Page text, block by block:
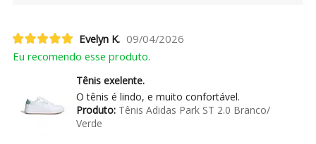
Evelyn K. 09/04/2026
Eu recomendo esse produto.
Tênis exelente.
O tênis é lindo, e muito confortável.
Produto:Tênis Adidas Park ST 2.0 Branco/
Verde